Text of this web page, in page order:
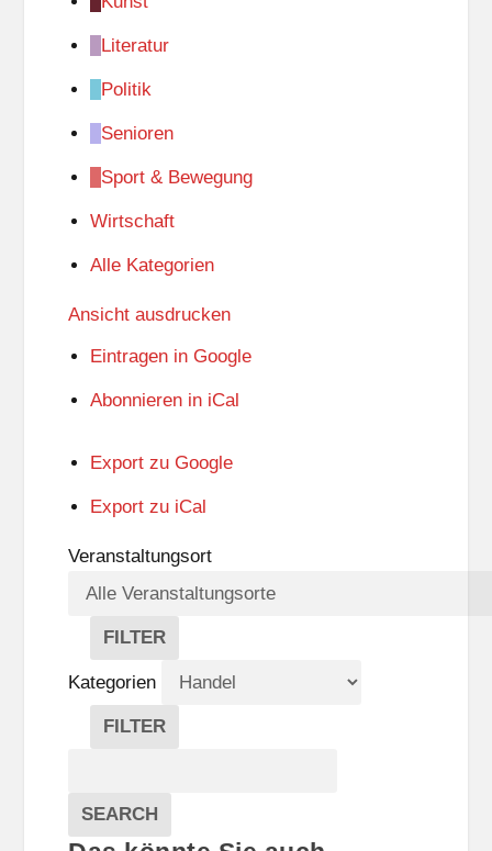
Literatur
Politik
Senioren
Sport & Bewegung
Wirtschaft
Alle Kategorien
Ansicht ausdrucken
Eintragen in Google
Abonnieren in iCal
Export zu Google
Export zu iCal
Veranstaltungsort
FILTER
V
E
R
A
A
L
Kategorien
FILTER
E
G
Veranstaltungen
SEARCH